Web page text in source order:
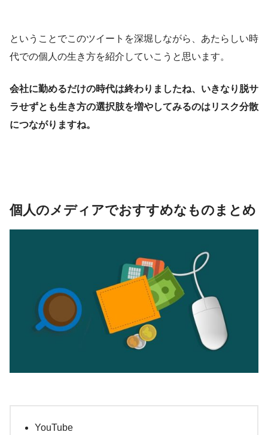
ということでこのツイートを深堀しながら、あたらしい時
代での個人の生き方を紹介していこうと思います。
会社に勤めるだけの時代は終わりましたね、いきなり脱サ
ラせずとも生き方の選択肢を増やしてみるのはリスク分散
につながりますね。
個人のメディアでおすすめなものまとめ
YouTube